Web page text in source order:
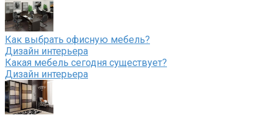
Как выбрать офисную мебель?
Дизайн интерьера
Какая мебель сегодня существует?
Дизайн интерьера